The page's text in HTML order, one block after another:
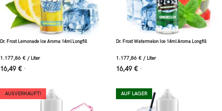
Dr. Frost Lemonade Ice Aroma 14ml Longfill
1.177,86 € / Liter
16,49 € *
Dr. Frost Watermelon Ice 14ml Aroma Longfill
1.177,86 € / Liter
16,49 € *
AUSVERKAUFT! AUF LAGER